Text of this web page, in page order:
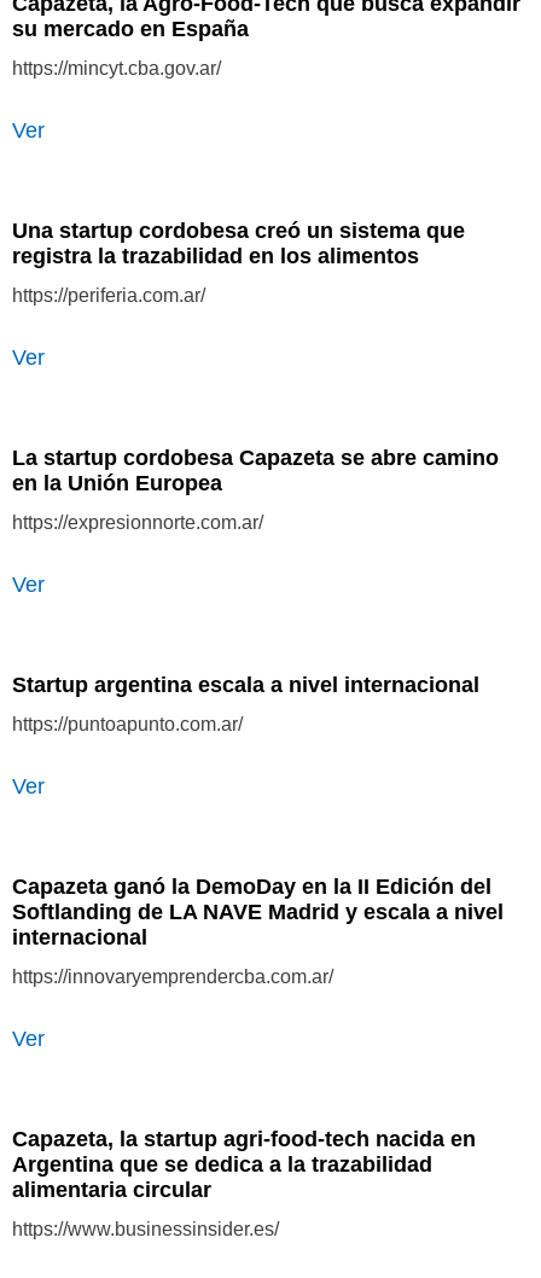
su mercado en España
https://mincyt.cba.gov.ar/
Ver
Una startup cordobesa creó un sistema que
registra la trazabilidad en los alimentos
https://periferia.com.ar/
Ver
La startup cordobesa Capazeta se abre camino
en la Unión Europea
https://expresionnorte.com.ar/
Ver
Startup argentina escala a nivel internacional
https://puntoapunto.com.ar/
Ver
Capazeta ganó la DemoDay en la II Edición del
Softlanding de LA NAVE Madrid y escala a nivel
internacional
https://innovaryemprendercba.com.ar/
Ver
Capazeta, la startup agri-food-tech nacida en
Argentina que se dedica a la trazabilidad
alimentaria circular
https://www.businessinsider.es/